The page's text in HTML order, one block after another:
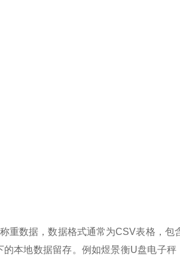
数据，数据格式通常为CSV表格，包
本地数据留存。例如煜景衡U盘电子秤